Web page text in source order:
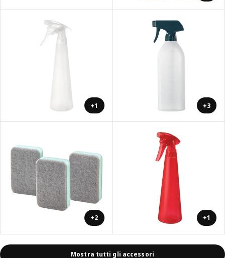
+1 +3
+2 +1
Mostra tutti gli accessori